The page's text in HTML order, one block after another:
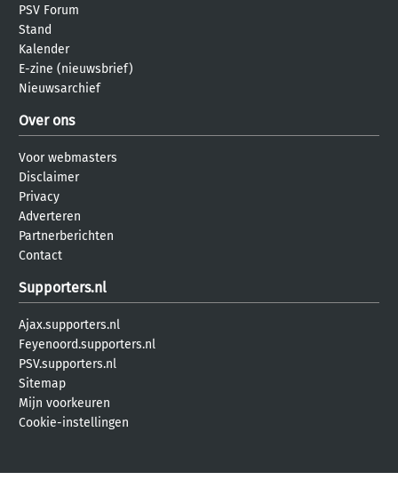
PSV Forum
Stand
Kalender
E-zine (nieuwsbrief)
Nieuwsarchief
Over ons
Voor webmasters
Disclaimer
Privacy
Adverteren
Partnerberichten
Contact
Supporters.nl
Ajax.supporters.nl
Feyenoord.supporters.nl
PSV.supporters.nl
Sitemap
Mijn voorkeuren
Cookie-instellingen